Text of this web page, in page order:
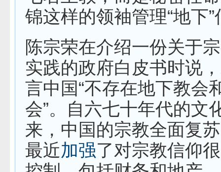
锦这样的领袖管理“地下
陈宗荣在介绍一份关于
实践的政府白皮书时说
言中国“不存在地下教会
会”。自六七十年代的文
来，中国的宗教全面复
最近加强了对宗教信仰